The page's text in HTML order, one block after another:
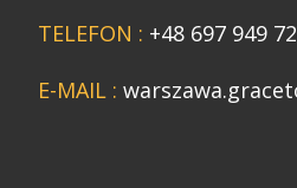
TELEFON : +48 697 949
E-MAIL :